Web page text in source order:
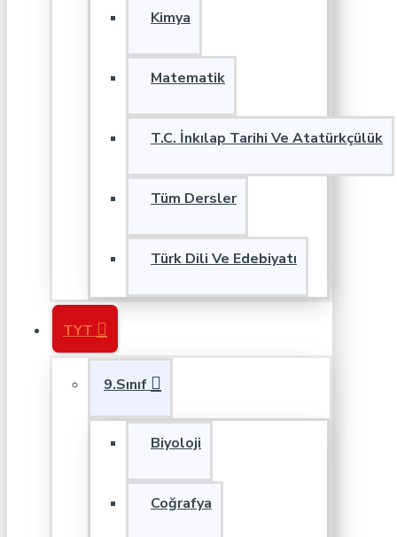
Kimya
Matematik
T.C. İnkılap Tarihi Ve Atatürkçülük
Tüm Dersler
Türk Dili Ve Edebiyatı
TYT
9.Sınıf
Biyoloji
Coğrafya